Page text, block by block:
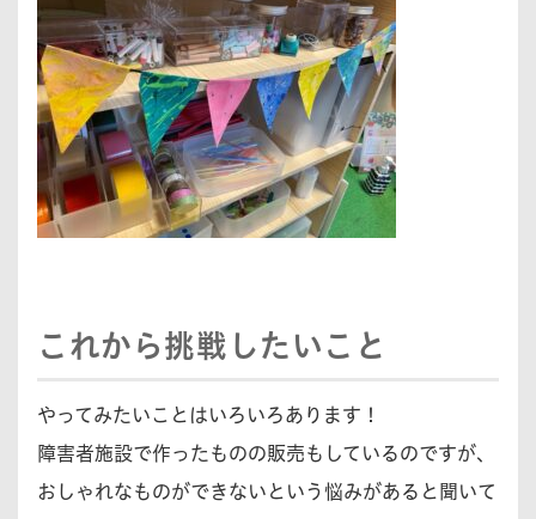
これから挑戦したいこと
やってみたいことはいろいろあります！
障害者施設で作ったものの販売もしているのですが、
おしゃれなものができないという悩みがあると聞いて